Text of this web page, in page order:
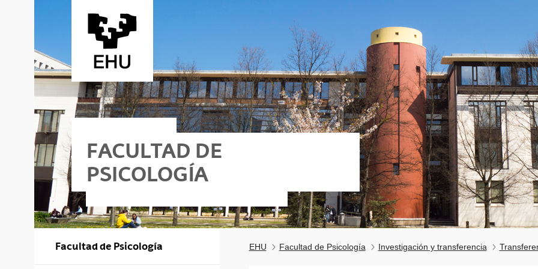
FACULTAD DE
PSICOLOGÍA
Facultad de Psicología EHU Facultad de Psicología Investigación y transferencia